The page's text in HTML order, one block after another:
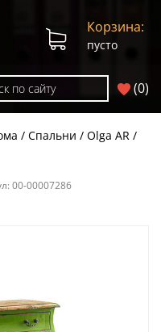
(0)
Корзина:
пусто
Спальни
Olga AR
00-00007286